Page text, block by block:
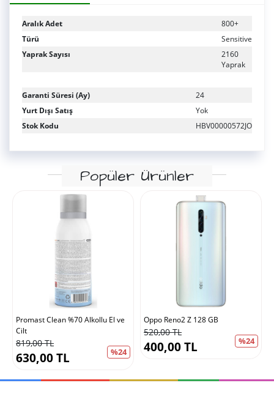
Aralık Adet
800+
Türü
Sensitive
Yaprak Sayısı
2160
Yaprak
Garanti Süresi (Ay)
24
Yurt Dışı Satış
Yok
Stok Kodu
HBV00000572JO
Popüler Ürünler
Promast Clean %70 Alkollu El ve
Cilt
819,00 TL
%24
630,00 TL
Oppo Reno2 Z 128 GB
520,00 TL
%24
400,00 TL